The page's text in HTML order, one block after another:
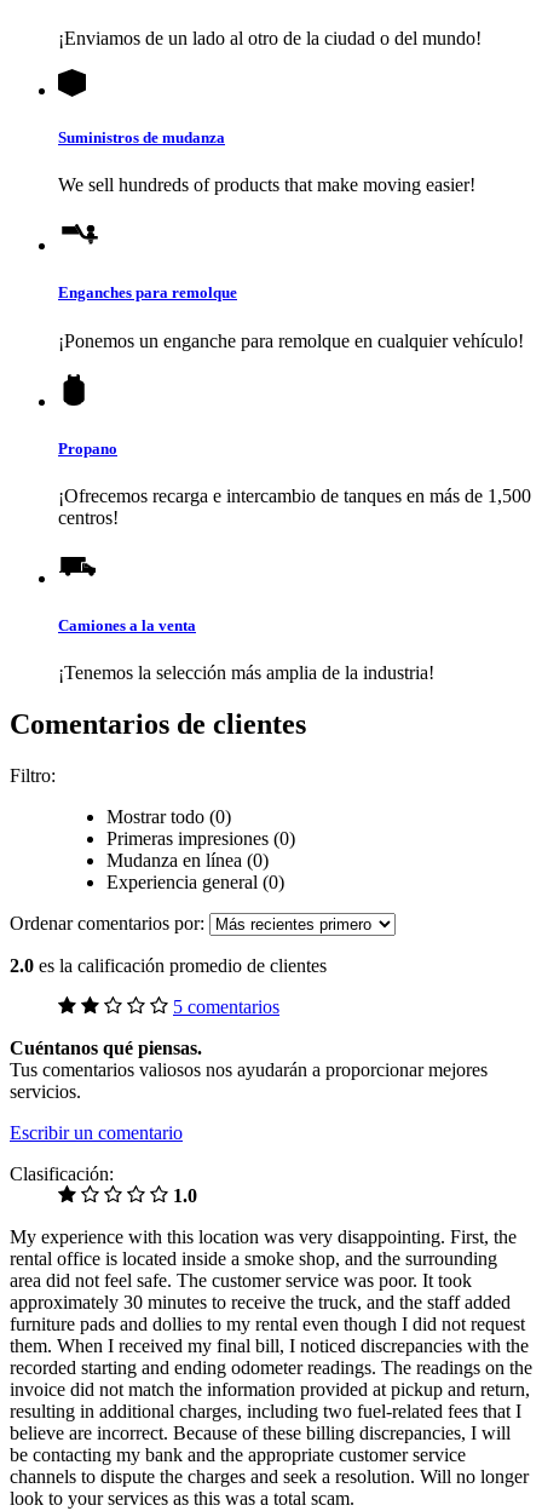
¡Enviamos de un lado al otro de la ciudad o del mundo!
Suministros de mudanza
We sell hundreds of products that make moving easier!
Enganches para remolque
¡Ponemos un enganche para remolque en cualquier vehículo!
Propano
¡Ofrecemos recarga e intercambio de tanques en más de 1,500
centros!
Camiones a la venta
¡Tenemos la selección más amplia de la industria!
Comentarios de clientes
Filtro:
Mostrar todo (0)
Primeras impresiones (0)
Mudanza en línea (0)
Experiencia general (0)
Ordenar comentarios por:
2.0 es la calificación promedio de clientes
5 comentarios
Cuéntanos qué piensas.
Tus comentarios valiosos nos ayudarán a proporcionar mejores
servicios.
Escribir un comentario
Clasificación:
1.0
My experience with this location was very disappointing. First, the
rental office is located inside a smoke shop, and the surrounding
area did not feel safe. The customer service was poor. It took
approximately 30 minutes to receive the truck, and the staff added
furniture pads and dollies to my rental even though I did not request
them. When I received my final bill, I noticed discrepancies with the
recorded starting and ending odometer readings. The readings on the
invoice did not match the information provided at pickup and return,
resulting in additional charges, including two fuel-related fees that I
believe are incorrect. Because of these billing discrepancies, I will
be contacting my bank and the appropriate customer service
channels to dispute the charges and seek a resolution. Will no longer
look to your services as this was a total scam.